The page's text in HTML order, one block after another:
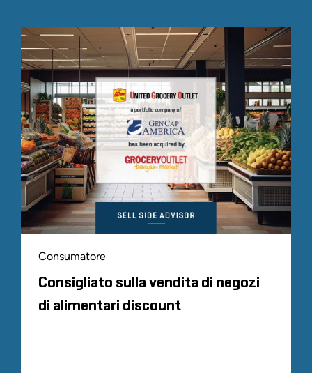
Consumatore
Consigliato sulla vendita di negozi
di alimentari discount